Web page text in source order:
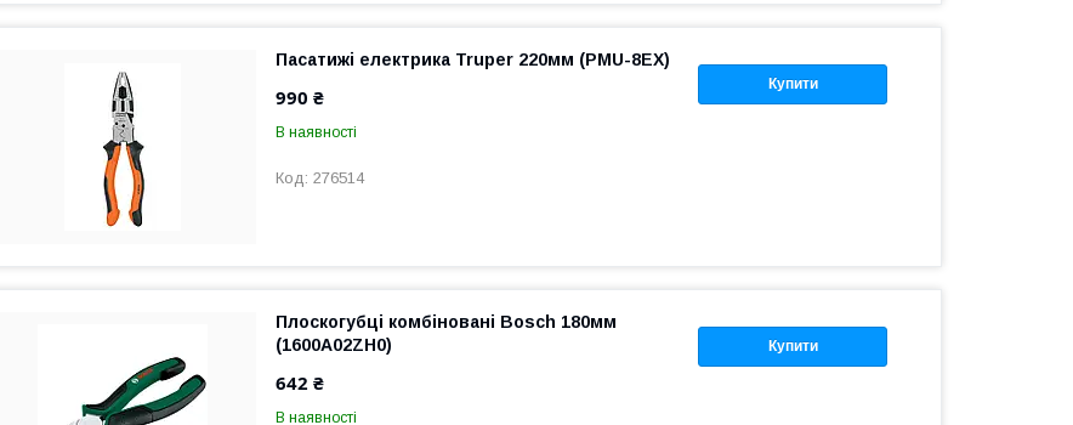
Купити
Пасатижі електрика Truper 220мм (PMU-8EX)
990 ₴
В наявності
276514
Купити
Плоскогубці комбіновані Bosch 180мм
(1600A02ZH0)
642 ₴
В наявності